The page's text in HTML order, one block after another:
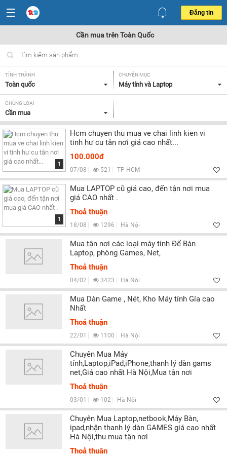
Đăng tin
Cần mua trên Toàn Quốc
TỈNH THÀNH
Toàn quốc
CHUYÊN MỤC
Máy tính và Laptop
CHỦNG LOẠI
Cần mua
1
Hcm chuyen thu mua ve chai linh kien vi
tinh hư cu tân nơi giá cao nhất...
100.000đ
07/08 521 TP HCM
1
Mua LAPTOP cũ giá cao, đến tận nơi mua
giá CAO nhất .
Thoả thuận
18/08 1296 Hà Nội
Mua tận nơi các loại máy tính Để Bàn
Laptop, phòng Games, Net,
Thoả thuận
04/02 3423 Hà Nội
Mua Dàn Game , Nét, Kho Máy tính Gía cao
Nhất
Thoả thuận
22/01 1100 Hà Nội
Chuyên Mua Máy
tính,Laptop,iPad,iPhone,thanh lý dàn gams
net,Giá cao nhất Hà Nội,Mua tận nơi
Thoả thuận
03/01 102 Hà Nội
Chuyên Mua Laptop,netbook,Máy Bàn,
ipad,nhận thanh lý dàn GAMES giá cao nhất
Hà Nội,thu mua tận nơi
Thoả thuận